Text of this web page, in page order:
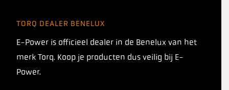
TORQ DEALER BENELUX
E-Power is officieel dealer in de Benelux van het
merk Torq. Koop je producten dus veilig bij E-
Power.